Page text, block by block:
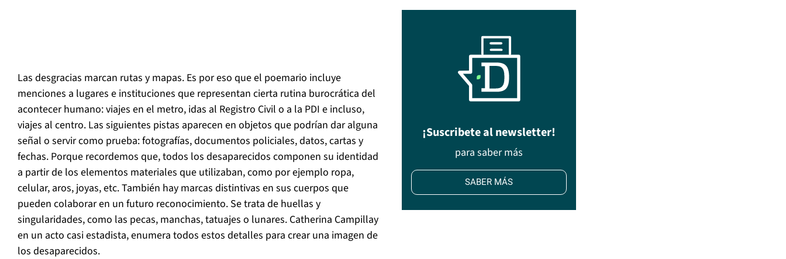
Las desgracias marcan rutas y mapas. Es por eso que el poemario incluye
menciones a lugares e instituciones que representan cierta rutina burocrática del
acontecer humano: viajes en el metro, idas al Registro Civil o a la PDI e incluso,
viajes al centro. Las siguientes pistas aparecen en objetos que podrían dar alguna
señal o servir como prueba: fotografías, documentos policiales, datos, cartas y
fechas. Porque recordemos que, todos los desaparecidos componen su identidad
a partir de los elementos materiales que utilizaban, como por ejemplo ropa,
celular, aros, joyas, etc. También hay marcas distintivas en sus cuerpos que
pueden colaborar en un futuro reconocimiento. Se trata de huellas y
singularidades, como las pecas, manchas, tatuajes o lunares. Catherina Campillay
en un acto casi estadista, enumera todos estos detalles para crear una imagen de
los desaparecidos.
¡Suscribete al newsletter!
para saber más
SABER MÁS